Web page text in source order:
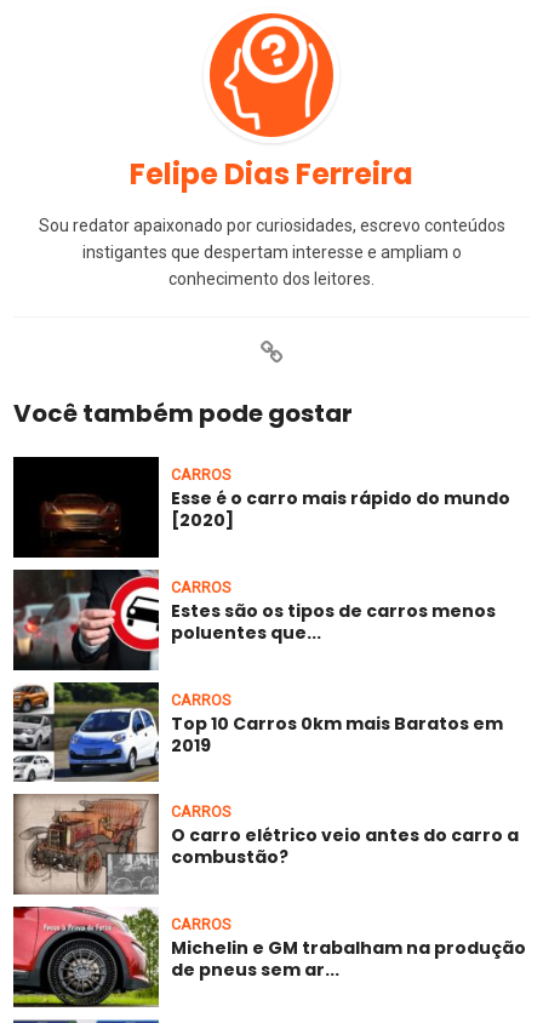
Felipe Dias Ferreira
Sou redator apaixonado por curiosidades, escrevo conteúdos
instigantes que despertam interesse e ampliam o
conhecimento dos leitores.
Você também pode gostar
CARROS
Esse é o carro mais rápido do mundo
[2020]
CARROS
Estes são os tipos de carros menos
poluentes que...
CARROS
Top 10 Carros 0km mais Baratos em
2019
CARROS
O carro elétrico veio antes do carro a
combustão?
CARROS
Michelin e GM trabalham na produção
de pneus sem ar...